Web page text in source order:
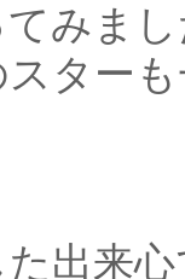
みま
ター
出来